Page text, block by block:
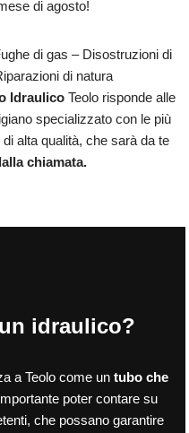
di agosto!
di gas – Disostruzioni di
di natura
Idraulico Teolo risponde alle
specializzato con le più
alta qualità, che sarà da te
chiamata.
idraulico?
a Teolo come un tubo che
poter contare su
che possano garantire